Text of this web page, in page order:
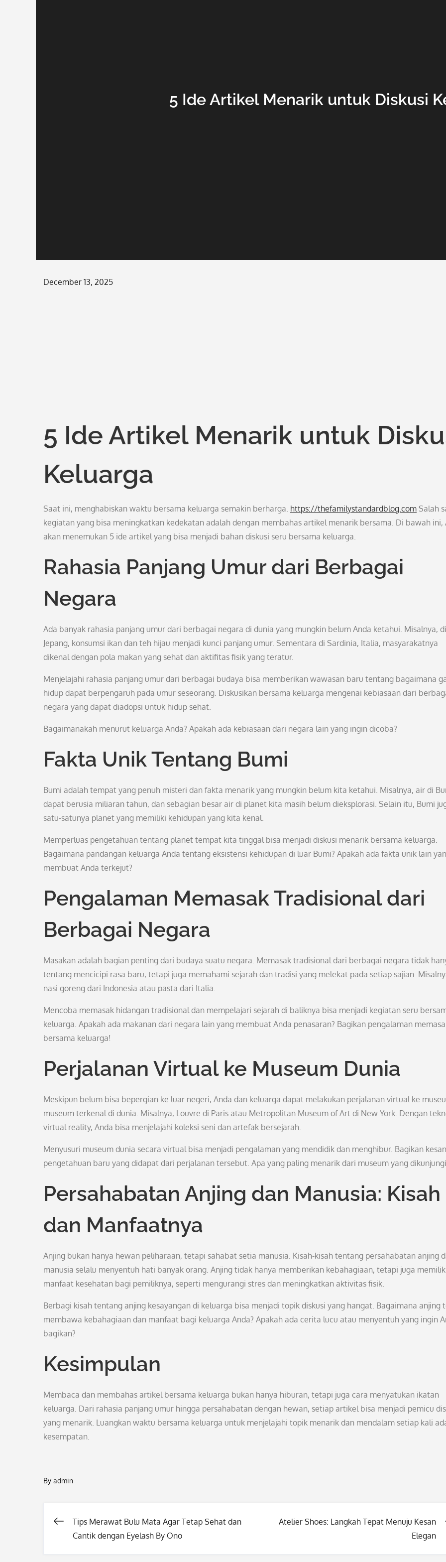
5 Ide Artikel Menarik untuk Diskusi
Posted
December 13, 2025
5 Ide Artikel Menarik untuk
Keluarga
Saat ini, menghabiskan waktu bersama keluarga semakin berharga. https://thefamilystandardblog.com Salah
kegiatan yang bisa meningkatkan kedekatan adalah dengan membahas artikel menarik bersama. Di bawah ini,
akan menemukan 5 ide artikel yang bisa menjadi bahan diskusi seru bersama keluarga.
Rahasia Panjang Umur dari Berbagai
Negara
Ada banyak rahasia panjang umur dari berbagai negara di dunia yang mungkin belum Anda ketahui. Misalnya, di
Jepang, konsumsi ikan dan teh hijau menjadi kunci panjang umur. Sementara di Sardinia, Italia, masyarakatnya
dikenal dengan pola makan yang sehat dan aktifitas fisik yang teratur.
Menjelajahi rahasia panjang umur dari berbagai budaya bisa memberikan wawasan baru tentang bagaimana
hidup dapat berpengaruh pada umur seseorang. Diskusikan bersama keluarga mengenai kebiasaan dari
negara yang dapat diadopsi untuk hidup sehat.
Bagaimanakah menurut keluarga Anda? Apakah ada kebiasaan dari negara lain yang ingin dicoba?
Fakta Unik Tentang Bumi
Bumi adalah tempat yang penuh misteri dan fakta menarik yang mungkin belum kita ketahui. Misalnya, air di
dapat berusia miliaran tahun, dan sebagian besar air di planet kita masih belum dieksplorasi. Selain itu, Bumi
satu-satunya planet yang memiliki kehidupan yang kita kenal.
Memperluas pengetahuan tentang planet tempat kita tinggal bisa menjadi diskusi menarik bersama keluarga.
Bagaimana pandangan keluarga Anda tentang eksistensi kehidupan di luar Bumi? Apakah ada fakta unik lain
membuat Anda terkejut?
Pengalaman Memasak Tradisional dari
Berbagai Negara
Masakan adalah bagian penting dari budaya suatu negara. Memasak tradisional dari berbagai negara tidak
tentang mencicipi rasa baru, tetapi juga memahami sejarah dan tradisi yang melekat pada setiap sajian.
nasi goreng dari Indonesia atau pasta dari Italia.
Mencoba memasak hidangan tradisional dan mempelajari sejarah di baliknya bisa menjadi kegiatan seru
keluarga. Apakah ada makanan dari negara lain yang membuat Anda penasaran? Bagikan pengalaman
bersama keluarga!
Perjalanan Virtual ke Museum Dunia
Meskipun belum bisa bepergian ke luar negeri, Anda dan keluarga dapat melakukan perjalanan virtual ke
museum terkenal di dunia. Misalnya, Louvre di Paris atau Metropolitan Museum of Art di New York. Dengan
virtual reality, Anda bisa menjelajahi koleksi seni dan artefak bersejarah.
Menyusuri museum dunia secara virtual bisa menjadi pengalaman yang mendidik dan menghibur. Bagikan
pengetahuan baru yang didapat dari perjalanan tersebut. Apa yang paling menarik dari museum yang
Persahabatan Anjing dan Manusia: Kisah
dan Manfaatnya
Anjing bukan hanya hewan peliharaan, tetapi sahabat setia manusia. Kisah-kisah tentang persahabatan anjing
manusia selalu menyentuh hati banyak orang. Anjing tidak hanya memberikan kebahagiaan, tetapi juga
manfaat kesehatan bagi pemiliknya, seperti mengurangi stres dan meningkatkan aktivitas fisik.
Berbagi kisah tentang anjing kesayangan di keluarga bisa menjadi topik diskusi yang hangat. Bagaimana anjing
membawa kebahagiaan dan manfaat bagi keluarga Anda? Apakah ada cerita lucu atau menyentuh yang ingin
bagikan?
Kesimpulan
Membaca dan membahas artikel bersama keluarga bukan hanya hiburan, tetapi juga cara menyatukan ikatan
keluarga. Dari rahasia panjang umur hingga persahabatan dengan hewan, setiap artikel bisa menjadi pemicu
yang menarik. Luangkan waktu bersama keluarga untuk menjelajahi topik menarik dan mendalam setiap kali
kesempatan.
By admin
Post
Tips Merawat Bulu Mata Agar Tetap Sehat dan
Cantik dengan Eyelash By Ono
Atelier Shoes: Langkah Tepat Menuju Kesan
Elegan